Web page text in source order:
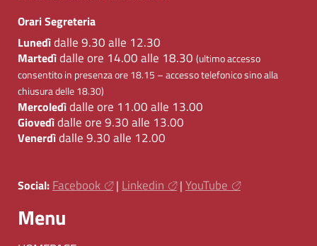
Orari Segreteria
Lunedìdalle 9.30 alle 12.30
Martedìdalle ore 14.00 alle 18.30 (ultimo accesso
consentito in presenza ore 18.15 – accesso telefonico sino alla
chiusura delle 18.30)
Mercoledìdalle ore 11.00 alle 13.00
Giovedìdalle ore 9.30 alle 13.00
Venerdìdalle 9.30 alle 12.00
Social:Facebook | Linkedin | YouTube
Menu